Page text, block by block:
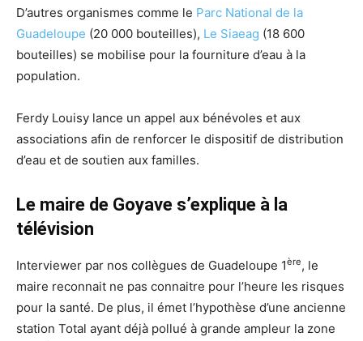
D’autres organismes comme le Parc National de la
Guadeloupe (20 000 bouteilles), Le Siaeag (18 600
bouteilles) se mobilise pour la fourniture d’eau à la
population.
Ferdy Louisy lance un appel aux bénévoles et aux
associations afin de renforcer le dispositif de distribution
d’eau et de soutien aux familles.
Le maire de Goyave s’explique à la
télévision
Interviewer par nos collègues de Guadeloupe 1ère, le
maire reconnait ne pas connaitre pour l’heure les risques
pour la santé. De plus, il émet l’hypothèse d’une ancienne
station Total ayant déjà pollué à grande ampleur la zone